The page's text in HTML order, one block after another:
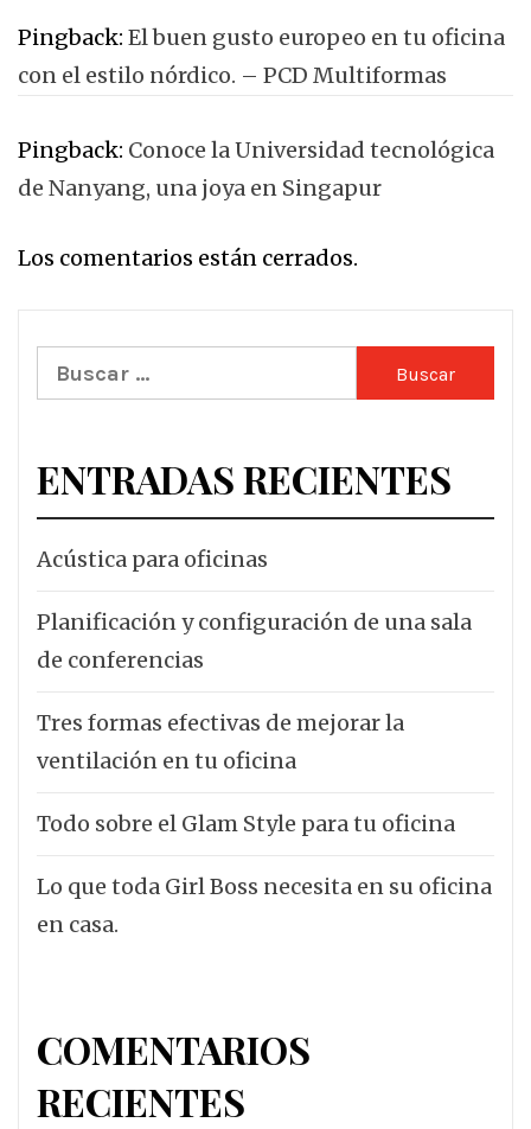
Pingback: El buen gusto europeo en tu oficina
con el estilo nórdico. – PCD Multiformas
Pingback: Conoce la Universidad tecnológica
de Nanyang, una joya en Singapur
Los comentarios están cerrados.
Buscar:
ENTRADAS RECIENTES
Acústica para oficinas
Planificación y configuración de una sala
de conferencias
Tres formas efectivas de mejorar la
ventilación en tu oficina
Todo sobre el Glam Style para tu oficina
Lo que toda Girl Boss necesita en su oficina
en casa.
COMENTARIOS
RECIENTES